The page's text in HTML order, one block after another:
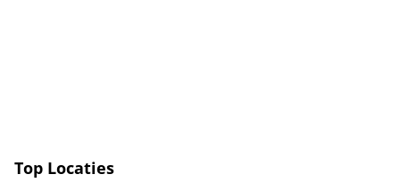
Top Locaties